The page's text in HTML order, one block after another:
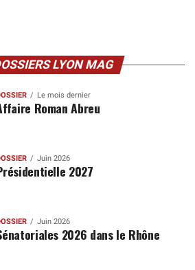
LYON MAG
Le mois dernier
Roman Abreu
Juin 2026
2027
Juin 2026
2026 dans le Rhône